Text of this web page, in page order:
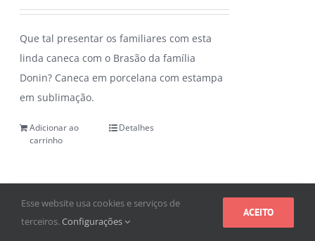
Que tal presentar os familiares com esta
linda caneca com o Brasão da família
Donin? Caneca em porcelana com estampa
em sublimação.
Adicionar ao
carrinho
Detalhes
Esse website usa cookies e serviços de
terceiros.Configurações
ACEITO